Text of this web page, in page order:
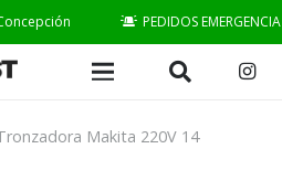
PEDIDOS EMERGENCIA
Makita 220V 14